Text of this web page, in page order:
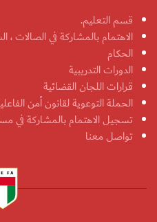
قسم التعليم.
الاهتمام بالمشاركة في الصالات ،
الحكام
الدورات التدريبية
قرارات اللجان القضائية
الحملة التوعوية لقانون أمن
تسجيل الاهتمام بالمشاركة في
تواصل معنا